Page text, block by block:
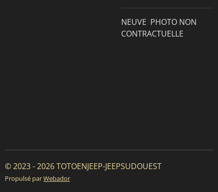
NEUVE PHOTO NON
CONTRACTUELLE
© 2023 - 2026 TOTOENJEEP-JEEPSUDOUEST
Propulsé parWebador